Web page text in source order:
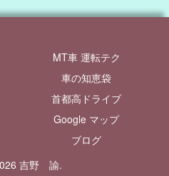
MT車 運転テク
車の知恵袋
首都高ドライブ
Google マップ
ブログ
吉野 諭.